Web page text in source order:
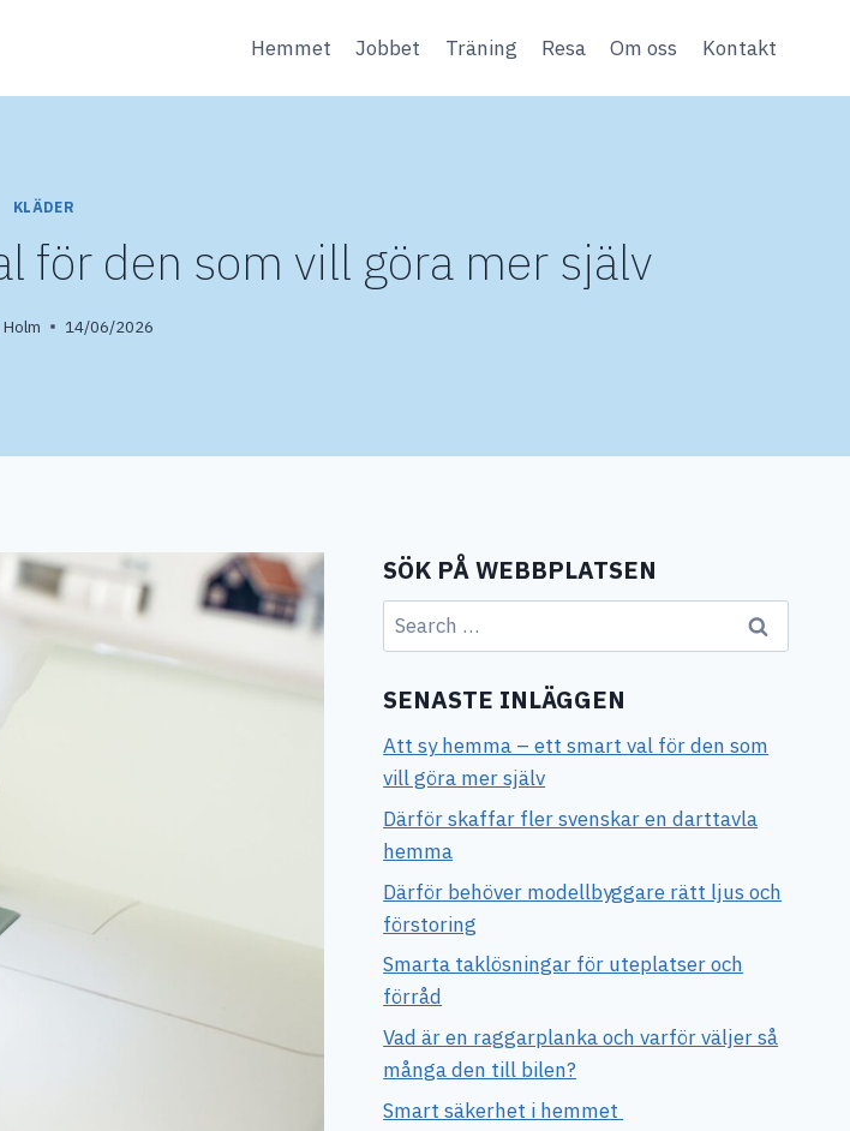
Hemmet Jobbet Träning Resa Om oss Kontakt
KLÄDER
för den som vill göra mer själv
14/06/2026
SÖK PÅ WEBBPLATSEN
Search
for:
SENASTE INLÄGGEN
Att sy hemma – ett smart val för den som
vill göra mer själv
Därför skaffar fler svenskar en darttavla
hemma
Därför behöver modellbyggare rätt ljus och
förstoring
Smarta taklösningar för uteplatser och
förråd
Vad är en raggarplanka och varför väljer så
många den till bilen?
Smart säkerhet i hemmet